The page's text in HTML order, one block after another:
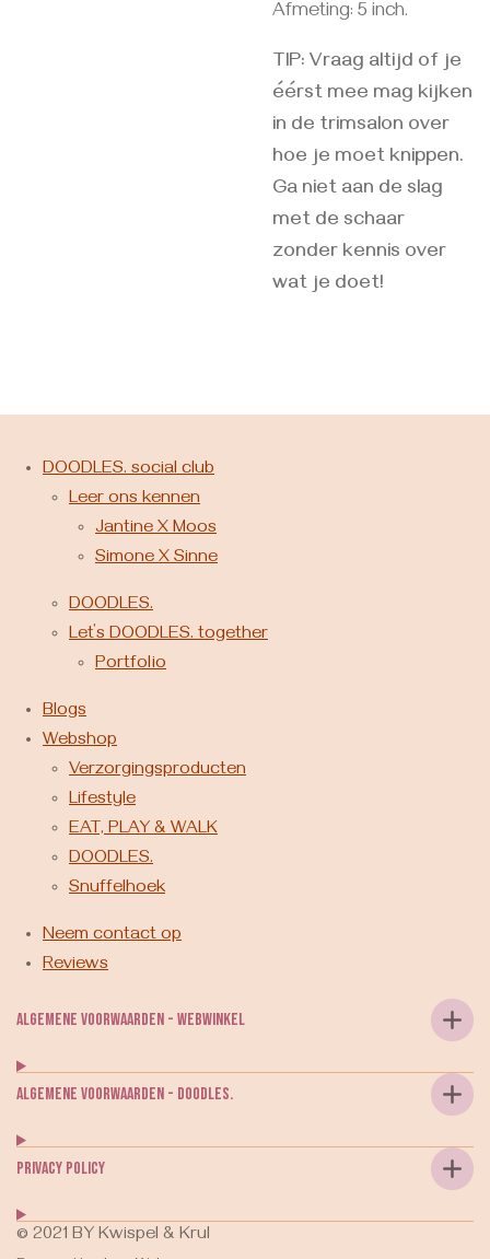
Afmeting: 5 inch.
TIP: Vraag altijd of je
éérst mee mag kijken
in de trimsalon over
hoe je moet knippen.
Ga niet aan de slag
met de schaar
zonder kennis over
wat je doet!
DOODLES. social club
Leer ons kennen
Jantine X Moos
Simone X Sinne
DOODLES.
Let’s DOODLES. together
Portfolio
Blogs
Webshop
Verzorgingsproducten
Lifestyle
EAT, PLAY & WALK
DOODLES.
Snuffelhoek
Neem contact op
Reviews
Algemene voorwaarden - webwinkel
Algemene voorwaarden - DOODLES.
Privacy Policy
© 2021 BY Kwispel & Krul